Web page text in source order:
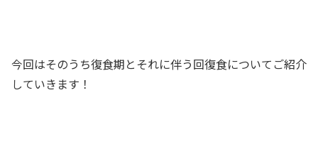
今回はそのうち復食期とそれに伴う回復食についてご紹介
していきます！